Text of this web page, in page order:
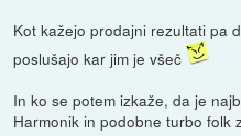
Kot kažejo prodajni rezultati pa
poslušajo kar jim je všeč
In ko se potem izkaže, da je
Harmonik in podobne turbo folk